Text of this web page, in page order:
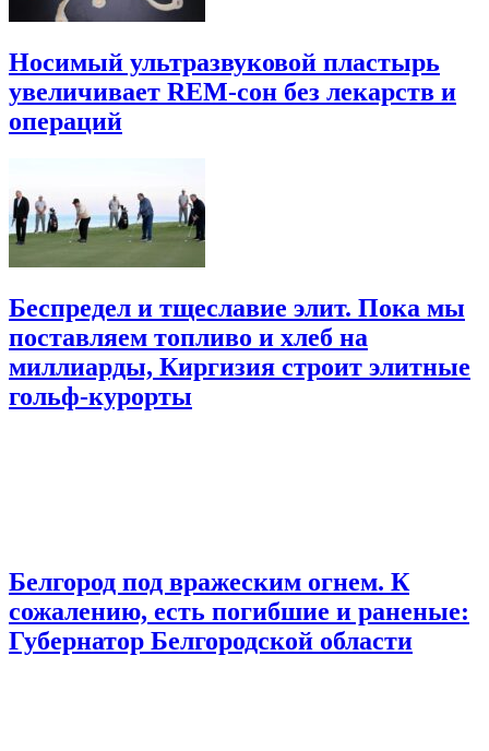
Носимый ультразвуковой пластырь
увеличивает REM-сон без лекарств и
операций
Беспредел и тщеславие элит. Пока мы
поставляем топливо и хлеб на
миллиарды, Киргизия строит элитные
гольф-курорты
Белгород под вражеским огнем. К
сожалению, есть погибшие и раненые:
Губернатор Белгородской области